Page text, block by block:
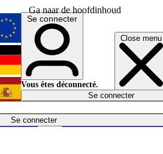
Ga naar de hoofdinhoud
Close menu
Se connecter
Économie
English
Deutsch
Español
Se connecter
Vous êtes déconnecté.
Se connecter